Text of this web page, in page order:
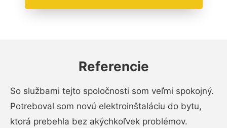
Referencie
So službami tejto spoločnosti som veľmi spokojný.
Potreboval som novú elektroinštaláciu do bytu,
ktorá prebehla bez akýchkoľvek problémov.